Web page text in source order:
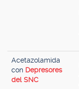
Acetazolamida
con Depresores
del SNC